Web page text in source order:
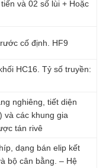
và 02 số lùi + Hoặc
cố định. HF9
HC16. Tỷ số truyền:
nghiêng, tiết diện
và các khung gia
tán rivê
dạng bán elip kết
bộ cân bằng. – Hệ